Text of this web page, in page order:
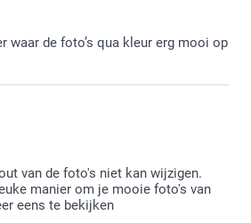
te lezen.
ervan!
waar de foto’s qua kleur erg mooi op
van de foto's niet kan wijzigen.
manier om je mooie foto's van
eens te bekijken